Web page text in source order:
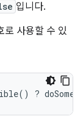
입니다.
로 사용할 수 있
?